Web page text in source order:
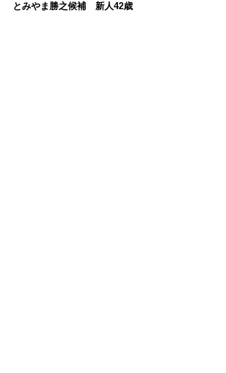
とみやま勝之候補　新人42歳